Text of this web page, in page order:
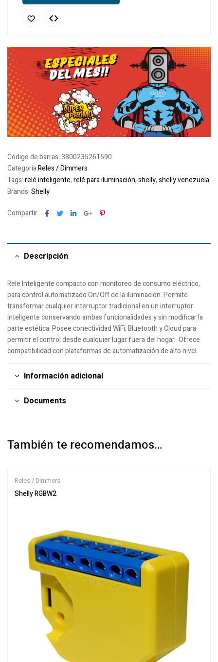
Código de barras:3800235261590
CategoríaReles / Dimmers
Tags:relé inteligente,relé para iluminación,shelly,shelly venezuela
Brands:Shelly
Compartir Facebook
TwitterLinkedinGoogle+Pinterest
Descripción
Rele Inteligente compacto con monitoreo de consumo eléctrico,
para control automatizado On/Off de la iluminación. Permite
transformar cualquier interruptor tradicional en un interruptor
inteligente conservando ambas funcionalidades y sin modificar la
parte estética. Posee conectividad WiFi, Bluetooth y Cloud para
permitir el control desde cualquier lugar fuera del hogar. Ofrece
compatibilidad con plataformas de automatización de alto nivel.
Información adicional
Documents
También te recomendamos…
Reles / Dimmers
Shelly RGBW2